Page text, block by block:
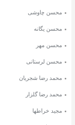
محسن چاوشی
محسن یگانه
محسن مهر
محسن لرستانی
محمد رضا شجریان
محمد رضا گلزار
مجید خراطها